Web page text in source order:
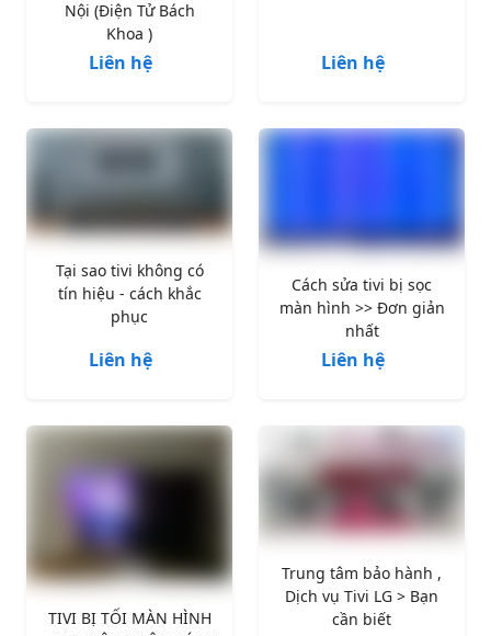
Nội (Điện Tử Bách
Khoa )
Liên hệ Liên hệ
Tại sao tivi không có
tín hiệu - cách khắc
phục
Liên hệ
Cách sửa tivi bị sọc
màn hình >> Đơn giản
nhất
Liên hệ
TIVI BỊ TỐI MÀN HÌNH
Trung tâm bảo hành ,
Dịch vụ Tivi LG > Bạn
cần biết